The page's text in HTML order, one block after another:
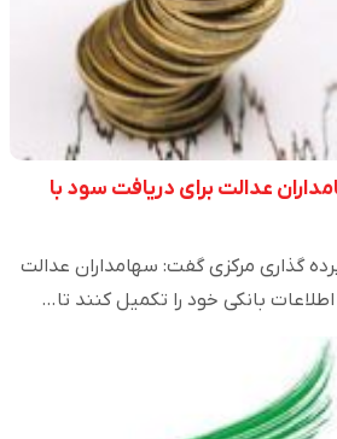
عدالت برای دریافت سود با
گذاری مرکزی گفت: سهامداران عدالت